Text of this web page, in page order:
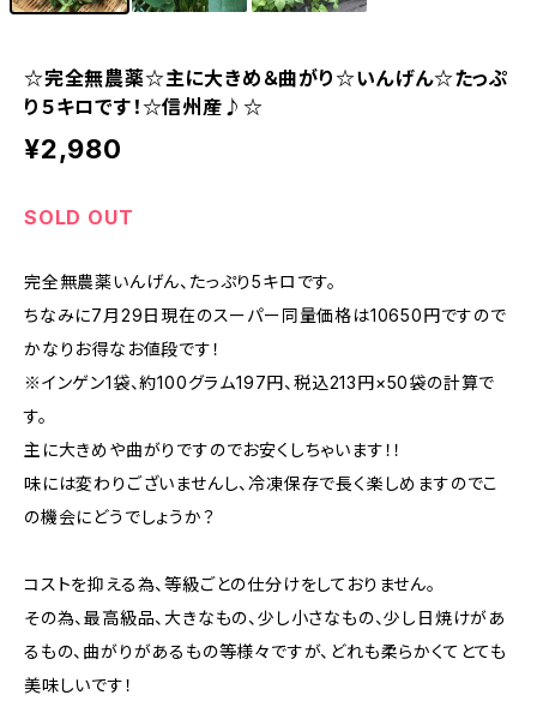
☆完全無農薬☆主に大きめ＆曲がり☆いんげん☆たっぷ
り５キロです！☆信州産♪☆
¥2,980
SOLD OUT
完全無農薬いんげん、たっぷり5キロです。
ちなみに7月29日現在のスーパー同量価格は10650円ですので
かなりお得なお値段です！
※インゲン1袋、約100グラム197円、税込213円×50袋の計算で
す。
主に大きめや曲がりですのでお安くしちゃいます！！
味には変わりございませんし、冷凍保存で長く楽しめますのでこ
の機会にどうでしょうか？
コストを抑える為、等級ごとの仕分けをしておりません。
その為、最高級品、大きなもの、少し小さなもの、少し日焼けがあ
るもの、曲がりがあるもの等様々ですが、どれも柔らかくてとても
美味しいです！